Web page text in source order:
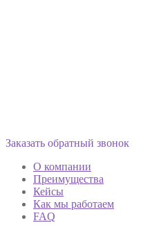
Заказать обратный звонок
О компании
Преимущества
Кейсы
Как мы работаем
FAQ